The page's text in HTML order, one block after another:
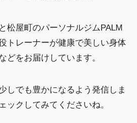
松屋町のパーソナルジムPALM
トレーナーが健康で美しい身体
どをお届けしています。
しでも豊かになるよう発信しま
ックしてみてくださいね。